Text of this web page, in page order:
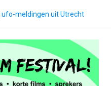
ufo-meldingen uit Utrecht